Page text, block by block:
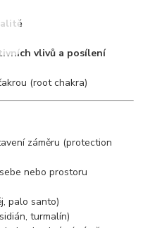
vlivů a posílení
(root chakra)
záměru (protection
nebo prostoru
palo santo)
turmalín)